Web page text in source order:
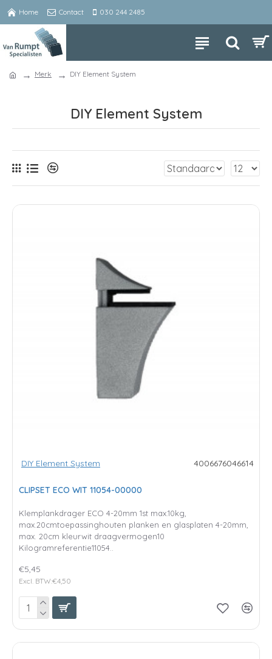
Home Contact 030 244 2485
Merk DIY Element System
DIY Element System
DIY Element System 4006676046614
CLIPSET ECO WIT 11054-00000
Klemplankdrager ECO 4-20mm 1st max.10kg,
max.20cmtoepassinghouten planken en glasplaten 4-20mm,
max. 20cm kleurwit draagvermogen10
Kilogramreferentie11054..
€5,45
Excl. BTW:€4,50